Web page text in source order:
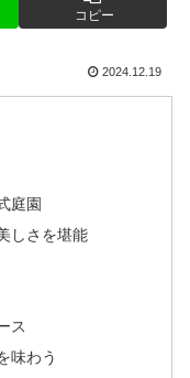
コピー
2024.12.19
庭園
しさを堪能
ス
味わう